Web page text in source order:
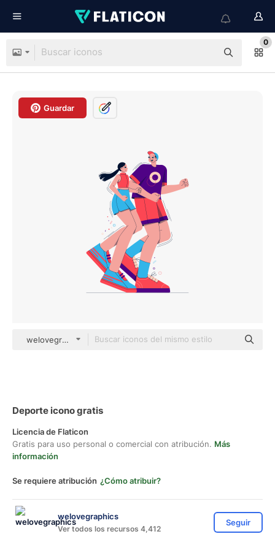
0
Guardar
welovegraphics Others
Deporte icono gratis
Licencia de Flaticon
Gratis para uso personal o comercial con atribución. Más
información
Se requiere atribución ¿Cómo atribuir?
welovegraphics
Ver todos los recursos 4,412
Seguir